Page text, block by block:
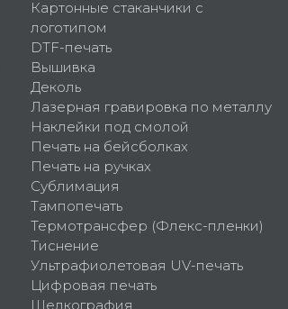
Картонные стаканчики с
логотипом
DTF-печать
Вышивка
Деколь
Лазерная гравировка по металлу
Наклейки под смолой
Печать на бейсболках
Печать на ручках
Сублимация
Тампопечать
Термотрансфер (Флекс-пленки)
Тиснение
Ультрафиолетовая UV-печать
Цифровая печать
Шелкография